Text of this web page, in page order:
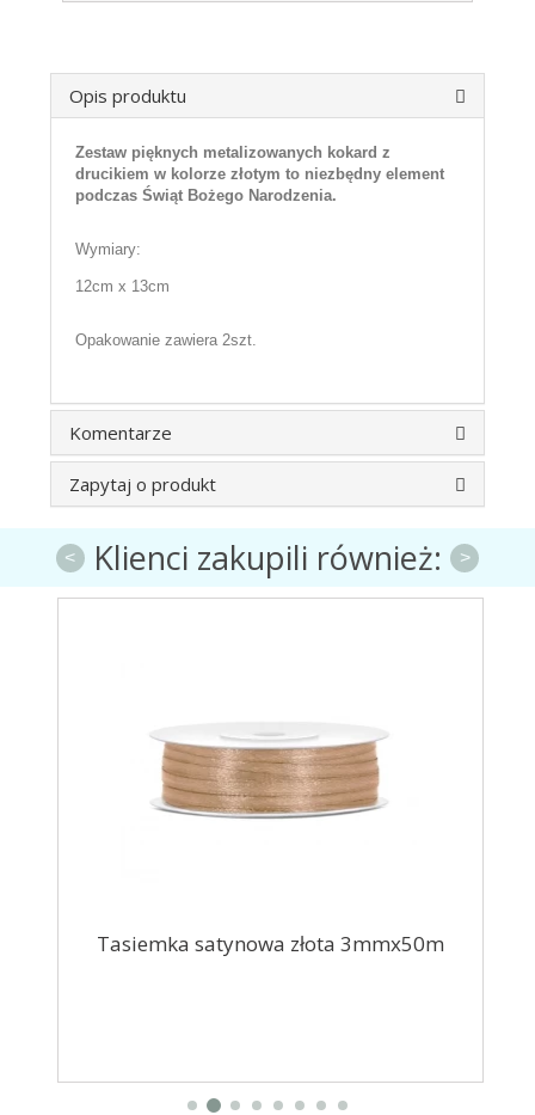
Opis produktu
Zestaw pięknych metalizowanych kokard z
drucikiem w kolorze złotym to niezbędny element
podczas Świąt Bożego Narodzenia.
Wymiary:
12cm x 13cm
Opakowanie zawiera 2szt.
Komentarze
Zapytaj o produkt
Klienci zakupili również:
Tasiemka satynowa złota 3mmx50m
< >